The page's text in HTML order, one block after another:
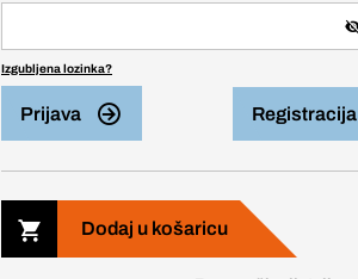
Izgubljena lozinka?
Prijava Registracija
Dodaj u košaricu